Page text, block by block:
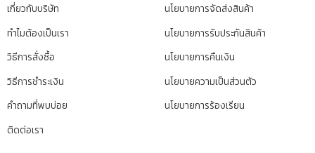
เกี่ยวกับบริษัท
ทำไมต้องเป็นเรา
วิธีการสั่งซื้อ
วิธีการชำระเงิน
คำถามที่พบบ่อย
ติดต่อเรา
นโยบายการจัดส่งสินค้า
นโยบายการรับประกันสินค้า
นโยบายการคืนเงิน
นโยบายความเป็นส่วนตัว
นโยบายการร้องเรียน